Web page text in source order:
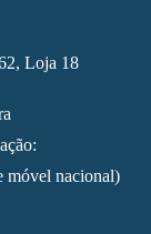
Loja 18
móvel nacional)